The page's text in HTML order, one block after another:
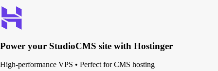
Power your StudioCMS site with Hostinger
High-performance VPS • Perfect for CMS hosting